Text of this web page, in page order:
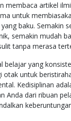
membaca artikel
untuk
baku. Semakin
semakin mudah
tanpa merasa
belajar yang
otak untuk
Kedisiplinan
Anda dari ribuan